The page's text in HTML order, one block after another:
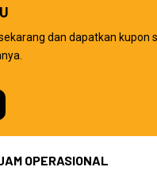
dan dapatkan kupon
OPERASIONAL